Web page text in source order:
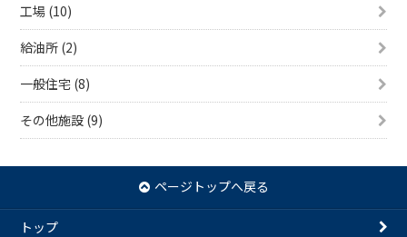
工場 (10)
給油所 (2)
一般住宅 (8)
その他施設 (9)
ページトップへ戻る
トップ